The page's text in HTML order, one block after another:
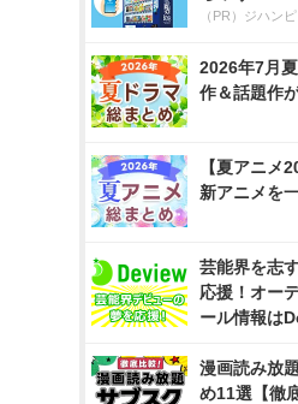
（PR）ジハンピ
2026年7月
作＆話題作
【夏アニメ
新アニメを
芸能界を志
応援！オー
ール情報は
漫画読み放
め11選【徹